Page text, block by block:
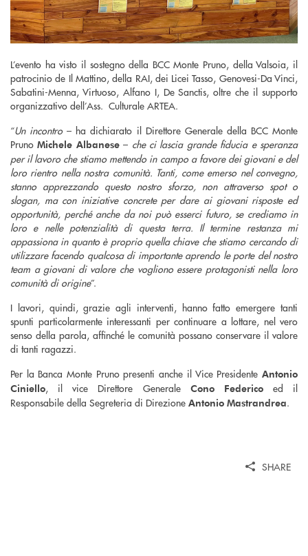
L’evento ha visto il sostegno della BCC Monte Pruno, della Valsoia, il
patrocinio de Il Mattino, della RAI, dei Licei Tasso, Genovesi-Da Vinci,
Sabatini-Menna, Virtuoso, Alfano I, De Sanctis, oltre che il supporto
organizzativo dell’Ass. Culturale ARTEA.
“Un incontro – ha dichiarato il Direttore Generale della BCC Monte
PrunoMichele Albanese– che ci lascia grande fiducia e speranza
per il lavoro che stiamo mettendo in campo a favore dei giovani e del
loro rientro nella nostra comunità. Tanti, come emerso nel convegno,
stanno apprezzando questo nostro sforzo, non attraverso spot o
slogan, ma con iniziative concrete per dare ai giovani risposte ed
opportunità, perché anche da noi può esserci futuro, se crediamo in
loro e nelle potenzialità di questa terra. Il termine restanza mi
appassiona in quanto è proprio quella chiave che stiamo cercando di
utilizzare facendo qualcosa di importante aprendo le porte del nostro
team a giovani di valore che vogliono essere protagonisti nella loro
comunità di origine”.
I lavori, quindi, grazie agli interventi, hanno fatto emergere tanti
spunti particolarmente interessanti per continuare a lottare, nel vero
senso della parola, affinché le comunità possano conservare il valore
di tanti ragazzi.
Per la Banca Monte Pruno presenti anche il Vice Presidente Antonio
Ciniello, il vice Direttore Generale Cono Federicoed il
Responsabile della Segreteria di Direzione Antonio Mastrandrea.
SHARE